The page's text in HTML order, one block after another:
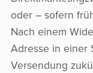
oder – sofern
Nach einem
Adresse in einer
Versendung